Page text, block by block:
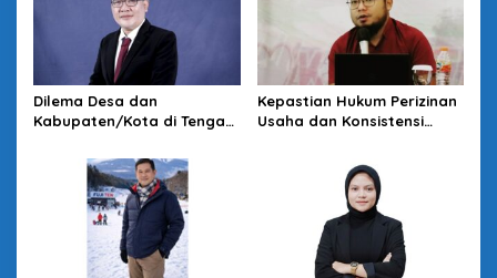
Dilema Desa dan
Kabupaten/Kota di Tengah
Pusat: Tunduk Tertekan,
Melawan Terancam
Kepastian Hukum Perizinan
Usaha dan Konsistensi
Kota Tasikmalaya